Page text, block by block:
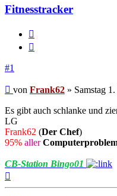
Fitnesstracker
#1
Beitrag
von Frank62 » Samstag
Es gibt auch schlanke und
LG
Frank62 (Der Chef)
95% aller
CB-Station Bingo01